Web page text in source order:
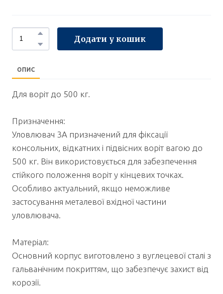
Додати у кошик
ОПИС
Для воріт до 500 кг.
Призначення:
Уловлювач 3А призначений для фіксації
консольних, відкатних і підвісних воріт вагою до
500 кг. Він використовується для забезпечення
стійкого положення воріт у кінцевих точках.
Особливо актуальний, якщо неможливе
застосування металевої вхідної частини
уловлювача.
Матеріал:
Основний корпус виготовлено з вуглецевої сталі з
гальванічним покриттям, що забезпечує захист від
корозії.